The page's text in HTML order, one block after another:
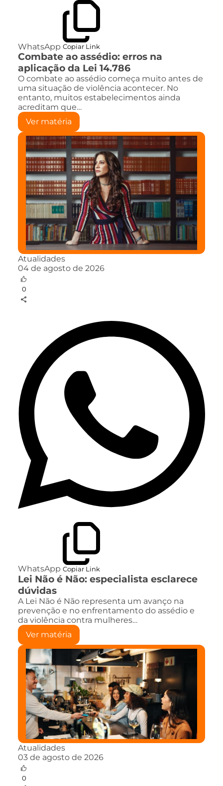
WhatsApp Copiar Link
Combate ao assédio: erros na
aplicação da Lei 14.786
O combate ao assédio começa muito antes de
uma situação de violência acontecer. No
entanto, muitos estabelecimentos ainda
acreditam que…
Ver matéria
Atualidades
04 de agosto de 2026
0
WhatsApp Copiar Link
Lei Não é Não: especialista esclarece
dúvidas
A Lei Não é Não representa um avanço na
prevenção e no enfrentamento do assédio e
da violência contra mulheres…
Ver matéria
Atualidades
03 de agosto de 2026
0